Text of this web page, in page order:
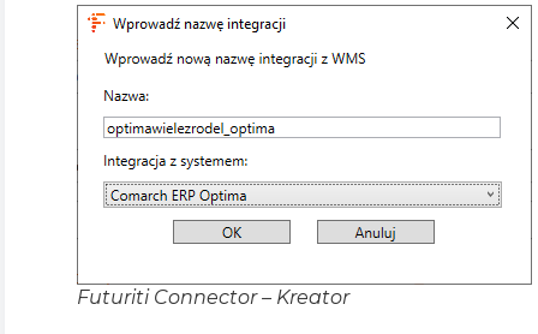
Futuriti Connector – Kreator